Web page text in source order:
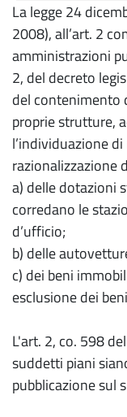
La legge 24
2008), all’art. 2
amministrazioni
2, del decreto
del contenimento
proprie strutture,
l’individuazione
razionalizzazione
a) delle dotazioni
corredano le
d’ufficio;
b) delle
c) dei beni
esclusione dei
L'art. 2, co. 598
suddetti piani
pubblicazione sul